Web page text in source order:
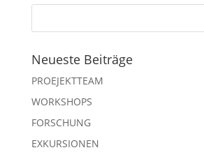
Neueste Beiträge
PROEJEKTTEAM
WORKSHOPS
FORSCHUNG
EXKURSIONEN